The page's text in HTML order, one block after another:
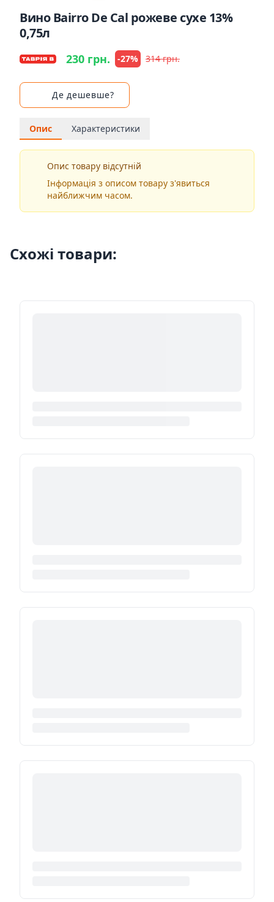
Вино Bairro De Cal рожеве сухе 13%
0,75л
230 грн. -27% 314 грн.
Де дешевше?
Опис Характеристики
Опис товару відсутній
Інформація з описом товару з'явиться
найближчим часом.
Схожі товари: